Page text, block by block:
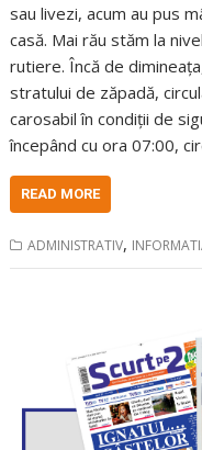
sau livezi, acum au pus
casă. Mai rău stăm la
rutiere. Încă de
stratului de zăpadă,
carosabil în condiții de
începând cu ora 07:00,
READ MORE
ADMINISTRATIV,